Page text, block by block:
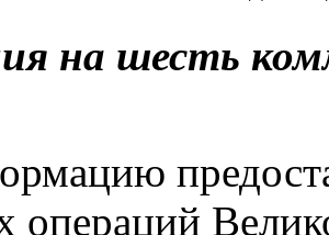
на шесть
операций